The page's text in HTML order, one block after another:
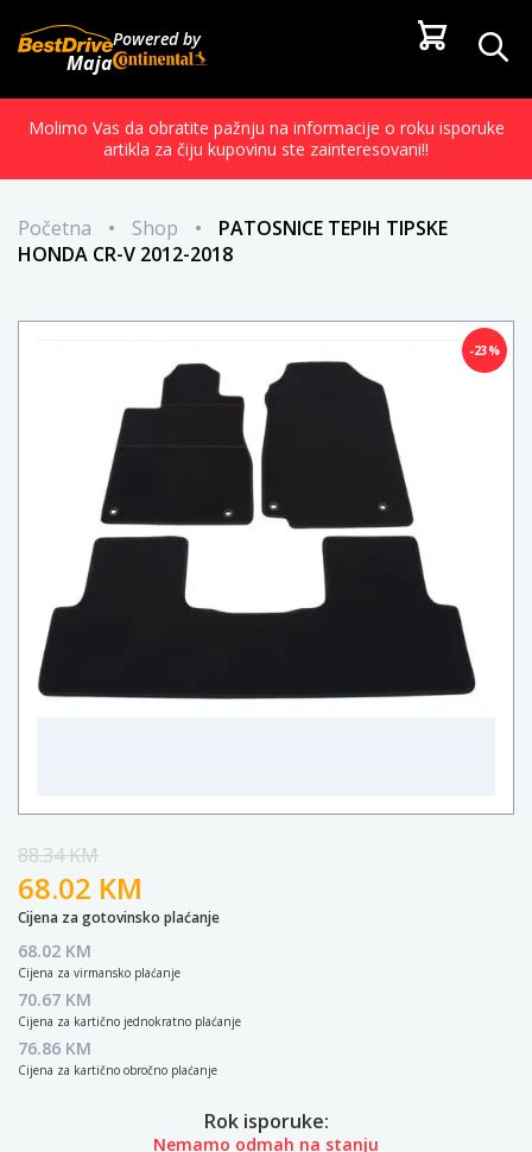
Maja
Powered by
Molimo Vas da obratite pažnju na informacije o roku isporuke
artikla za čiju kupovinu ste zainteresovani!!
Početna • Shop •
PATOSNICE TEPIH TIPSKE
HONDA CR-V 2012-2018
-23%
88.34 KM
68.02 KM
Cijena za gotovinsko plaćanje
68.02 KM
Cijena za virmansko plaćanje
70.67 KM
Cijena za kartično jednokratno plaćanje
76.86 KM
Cijena za kartično obročno plaćanje
Rok isporuke:
Nemamo odmah na stanju